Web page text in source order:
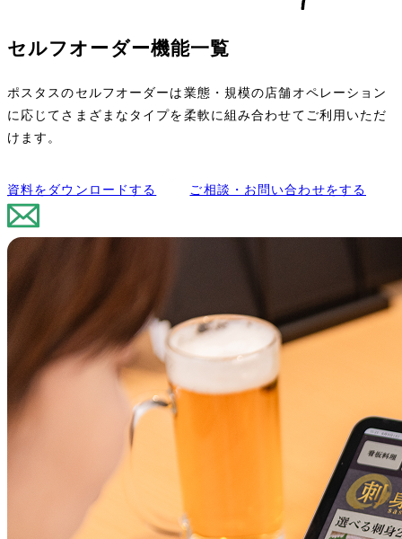
セルフオーダー機能一覧
ポスタスのセルフオーダーは業態・規模の店舗オペレーション
に応じてさまざまなタイプを柔軟に組み合わせてご利用いただ
けます。
資料をダウンロードする ご相談・お問い合わせをする